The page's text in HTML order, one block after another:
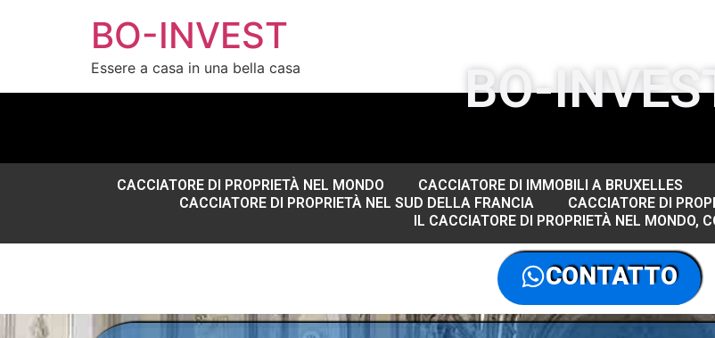
BO-INVEST
Essere a casa in una bella casa BO-
CACCIATORE DI PROPRIETÀ NEL MONDO CACCIATORE DI IMMOBILI A BRUXELLES
CACCIATORE DI PROPRIETÀ NEL SUD DELLA FRANCIA
CACCIATORE DI
IL CACCIATORE DI PROPRIETÀ NEL MONDO,
CONTATTO